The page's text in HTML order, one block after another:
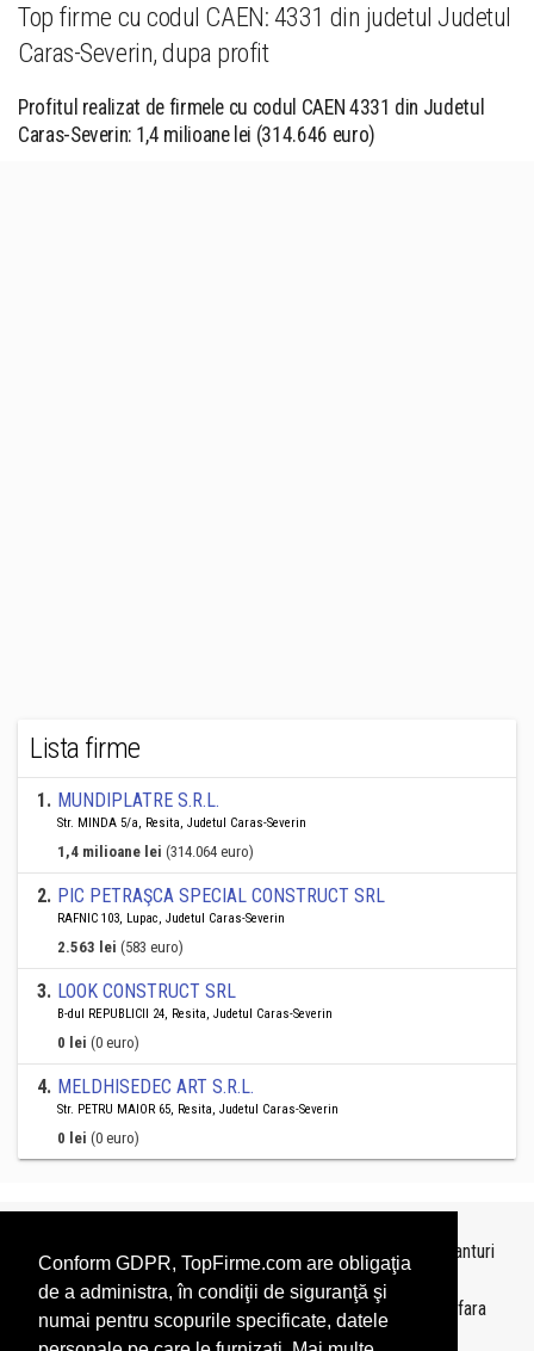
Conform GDPR, TopFirme.com are obligaţia
de a administra, în condiţii de siguranţă şi
numai pentru scopurile specificate, datele
Top firme cu codul CAEN: 4331 din judetul Judetul
Caras-Severin, dupa profit
Profitul realizat de firmele cu codul CAEN 4331 din Judetul
Caras-Severin: 1,4 milioane lei (314.646 euro)
Lista firme
1. MUNDIPLATRE S.R.L.
Str. MINDA 5/a, Resita, Judetul Caras-Severin
1,4 milioane lei (314.064 euro)
2. PIC PETRAŞCA SPECIAL CONSTRUCT SRL
RAFNIC 103, Lupac, Judetul Caras-Severin
2.563 lei (583 euro)
3. LOOK CONSTRUCT SRL
B-dul REPUBLICII 24, Resita, Judetul Caras-Severin
0 lei (0 euro)
4. MELDHISEDEC ART S.R.L.
Str. PETRU MAIOR 65, Resita, Judetul Caras-Severin
0 lei (0 euro)
Topurile sunt realizate deTopFirme
pe baza ultimelor bilanturi
depuse si au scop informativ.
Este interzisa folosirea topurilor fara acordul TopFirme si fara
precizarea sursei.